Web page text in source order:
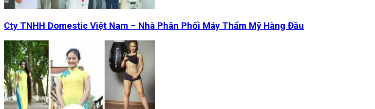
Cty TNHH Domestic Việt Nam – Nhà Phân Phối Máy Thẩm Mỹ Hàng Đầu